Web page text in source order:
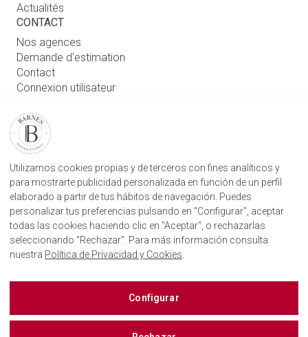
Actualités
CONTACT
Nos agences
Demande d'estimation
Contact
Connexion utilisateur
Camino Kalea, 1
20004 Donostia, Gipuzkoa
+34 943 887 182
BARNES SAINT SÉBASTIEN SUR LES RÈSEAUX
Utilizamos cookies propias y de terceros con fines analíticos y
para mostrarte publicidad personalizada en función de un perfil
elaborado a partir de tus hábitos de navegación. Puedes
personalizar tus preferencias pulsando en "Configurar", aceptar
todas las cookies haciendo clic en "Aceptar", o rechazarlas
seleccionando "Rechazar". Para más información consulta
nuestra Política de Privacidad y Cookies
Configurar